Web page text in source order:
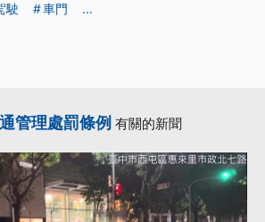
駛 車門 ...
管理處罰條例 有關的新聞